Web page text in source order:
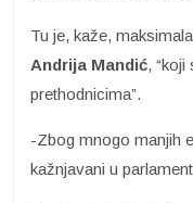
Tu je, kaže,
Andrija Mandić,
prethodnicima”.
-Zbog mnogo manjih
kažnjavani u